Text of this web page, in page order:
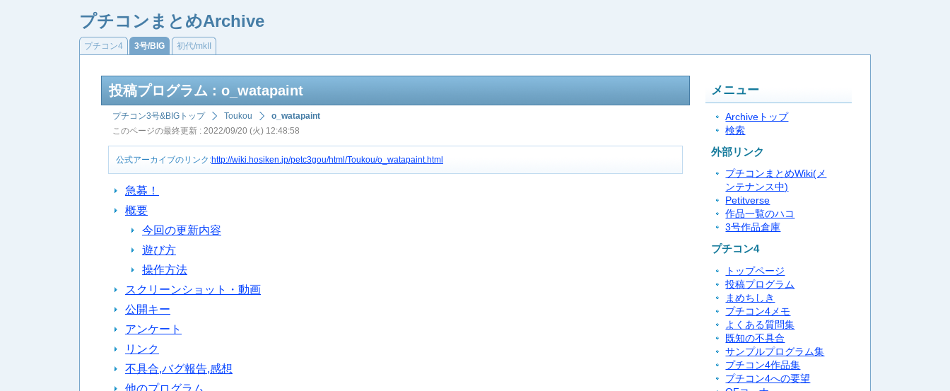
プチコンまとめArchive
プチコン4 3号/BIG 初代/mkII
投稿プログラム : o_watapaint
プチコン3号&BIGトップ Toukou
o_watapaint
このページの最終更新 : 2022/09/20 (火) 12:48:58
公式アーカイブのリンク:http://wiki.hosiken.jp/petc3gou/html/Toukou/o_watapaint.html
急募！
概要
今回の更新内容
遊び方
操作方法
スクリーンショット・動画
公開キー
アンケート
リンク
不具合,バグ報告,感想
他のプログラム
メニュー
Archiveトップ
検索
外部リンク
プチコンまとめWiki(メ
ンテナンス中)
Petitverse
作品一覧のハコ
3号作品倉庫
プチコン4
トップページ
投稿プログラム
まめちしき
プチコン4メモ
よくある質問集
既知の不具合
サンプルプログラム集
プチコン4作品集
プチコン4への要望